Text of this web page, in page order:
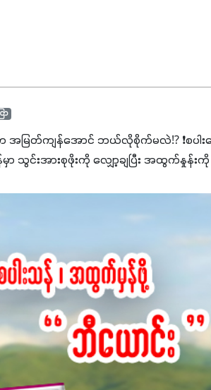
ာ
ာ အမြတ်ကျန်အောင် ဘယ်လိုစိုက်မလဲ⁉️ ❗စပါ
းအားစုဖိုးကို လျှော့ချပြီး အထွက်နှုန်းကို
တွက်အကျိုးရစေမယ့် အရည်အသွေးစိတ်ချရ